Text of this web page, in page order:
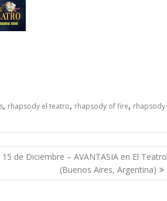
, rhapsody el teatro, rhapsody of fire, rhapsody
de Diciembre – AVANTASIA en El Teatro
(Buenos Aires, Argentina)